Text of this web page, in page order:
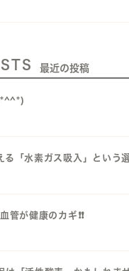
最近の投稿
「水素ガス吸入」という選
が健康のカギ❗️❗️